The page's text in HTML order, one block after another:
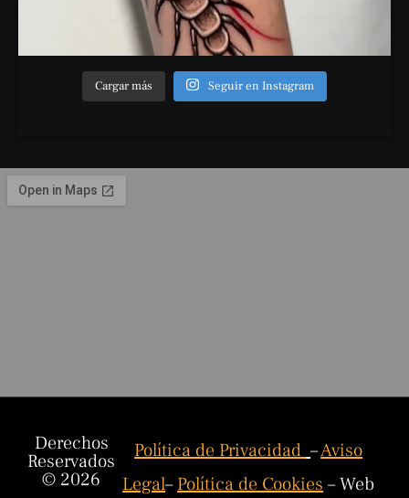
Cargar más Seguir en Instagram
Derechos
Reservados
© 2026
Política de Privacidad–Aviso
Legal–Política de Cookies– Web